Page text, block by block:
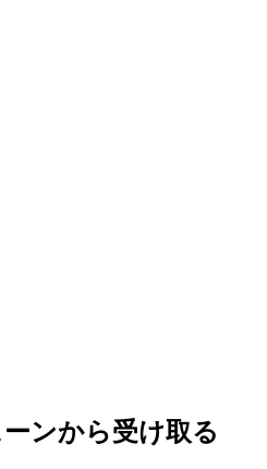
ンから受け取る